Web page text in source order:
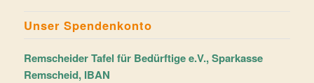
Unser Spendenkonto
Remscheider Tafel für Bedürftige e.V., Sparkasse
Remscheid, IBAN